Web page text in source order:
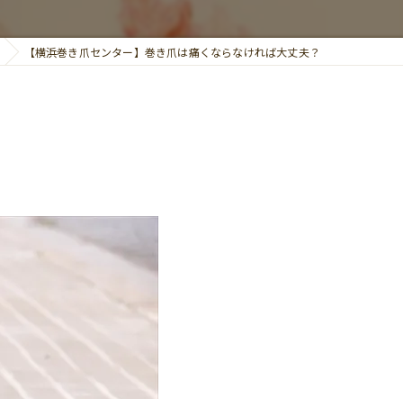
【横浜巻き爪センター】巻き爪は痛くならなければ大丈夫？